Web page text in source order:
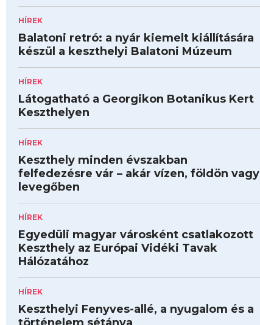
HÍREK
Balatoni retró: a nyár kiemelt kiállítására
készül a keszthelyi Balatoni Múzeum
HÍREK
Látogatható a Georgikon Botanikus Kert
Keszthelyen
HÍREK
Keszthely minden évszakban
felfedezésre vár – akár vízen, földön vagy
levegőben
HÍREK
Egyedüli magyar városként csatlakozott
Keszthely az Európai Vidéki Tavak
Hálózatához
HÍREK
Keszthelyi Fenyves-allé, a nyugalom és a